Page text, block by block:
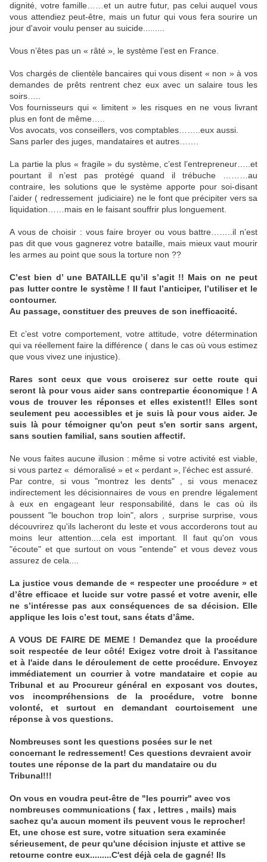
dignité, votre famille……et un autre futur, pas celui auquel vous
vous attendiez peut-être, mais un futur qui vous fera sourire un
jour d'avoir voulu penser au suicide.........
Vous n’êtes pas un « râté », le système l’est en France.
Vos chargés de clientèle bancaires qui vous disent « non » à vos
demandes de prêts rentrent chez eux avec un salaire tous les
soirs…..
Vos fournisseurs qui « limitent » les risques en ne vous livrant
plus en font de même…..
Vos avocats, vos conseillers, vos comptables……..eux aussi.
Sans parler des juges, mandataires et autres…….
La partie la plus « fragile » du système, c’est l’entrepreneur…..et
pourtant il n’est pas protégé quand il trébuche ………au
contraire, les solutions que le système apporte pour soi-disant
l’aider ( redressement judiciaire) ne le font que précipiter vers sa
liquidation……mais en le faisant souffrir plus longuement.
A vous de choisir : vous faire broyer ou vous battre……..il n’est
pas dit que vous gagnerez votre bataille, mais mieux vaut mourir
les armes au point que sous la torture non ??
C’est bien d’ une BATAILLE qu’il s’agit !! Mais on ne peut
pas lutter contre le système ! Il faut l’anticiper, l’utiliser et le
contourner.
Au passage, constituer des preuves de son inefficacité.
Et c’est votre comportement, votre attitude, votre détermination
qui va réellement faire la différence ( dans le cas où vous estimez
que vous vivez une injustice).
Rares sont ceux que vous croiserez sur cette route qui
seront là pour vous aider sans contrepartie économique ! A
vous de trouver les réponses et elles existent!! Elles sont
seulement peu accessibles et je suis là pour vous aider. Je
suis là pour témoigner qu'on peut s'en sortir sans argent,
sans soutien familial, sans soutien affectif.
Ne vous faites aucune illusion : même si votre activité est viable,
si vous partez « démoralisé » et « perdant », l’échec est assuré.
Par contre, si vous "montrez les dents" , si vous menacez
indirectement les décisionnaires de vous en prendre légalement
à eux en engageant leur responsabilité, dans le cas où ils
poussent "le bouchon trop loin", alors , surprise surprise, vous
découvrirez qu'ils lacheront du leste et vous accorderons tout au
moins leur attention....cela est important. Il faut qu'on vous
"écoute" et que surtout on vous "entende" et vous devez vous
assurez de cela....
La justice vous demande de « respecter une procédure » et
d’être efficace et lucide sur votre passé et votre avenir, elle
ne s’intéresse pas aux conséquences de sa décision. Elle
applique les lois c’est tout, sans états d’âme.
A VOUS DE FAIRE DE MEME ! Demandez que la procédure
soit respectée de leur côté! Exigez votre droit à l'assitance
et à l'aide dans le déroulement de cette procédure. Envoyez
immédiatement un courrier à votre mandataire et copie au
Tribunal et au Procureur général en exposant vos doutes,
vos incompréhensions de la procédure, votre bonne
volonté, et surtout en demandant courtoisement une
réponse à vos questions.
Nombreuses sont les questions posées sur le net
concernant le redressement! Ces questions devraient avoir
toutes une réponse de la part du mandataire ou du
Tribunal!!!
On vous en voudra peut-être de "les pourrir" avec vos
nombreuses communications ( fax , lettres , mails) mais
sachez qu'a aucun moment ils peuvent vous le reprocher!
Et, une chose est sure, votre situation sera examinée
sérieusement, de peur qu'une décision injuste et attive se
retourne contre eux.........C'est déjà cela de gagné! Ils